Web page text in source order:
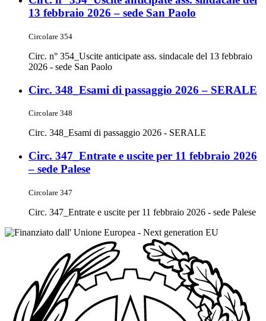
13 febbraio 2026 – sede San Paolo
Circolare 354
Circ. n° 354_Uscite anticipate ass. sindacale del 13 febbraio
2026 - sede San Paolo
Circ. 348_Esami di passaggio 2026 – SERALE
Circolare 348
Circ. 348_Esami di passaggio 2026 - SERALE
Circ. 347_Entrate e uscite per 11 febbraio 2026
– sede Palese
Circolare 347
Circ. 347_Entrate e uscite per 11 febbraio 2026 - sede Palese